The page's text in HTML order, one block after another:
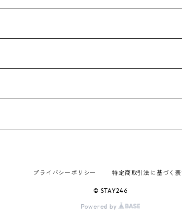
プライバシーポリシー 特定商取引法に基づく表
© STAY246
Powered by